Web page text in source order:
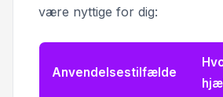
være nyttige for dig:
Anvendelsestilfælde